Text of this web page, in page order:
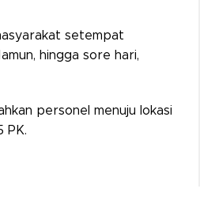
setempat
hingga sore hari,
personel menuju lokasi
PK.